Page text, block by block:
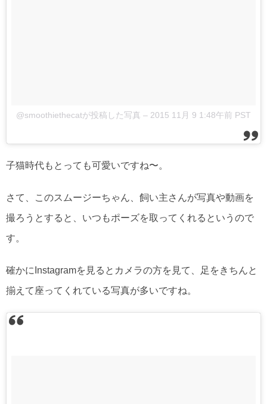
@smoothiethecatが投稿した写真 – 2015 11月 9 1:48午前 PST
子猫時代もとっても可愛いですね〜。
さて、このスムージーちゃん、飼い主さんが写真や動画を
撮ろうとすると、いつもポーズを取ってくれるというので
す。
確かにInstagramを見るとカメラの方を見て、足をきちんと
揃えて座ってくれている写真が多いですね。